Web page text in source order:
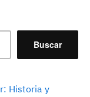
Buscar
Historia y